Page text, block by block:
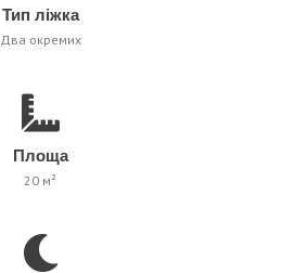
Тип ліжка
Два окремих
Площа
20 м²